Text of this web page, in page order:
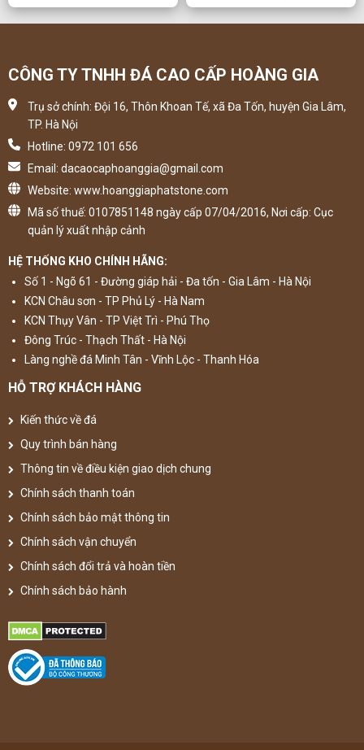
CÔNG TY TNHH ĐÁ CAO CẤP HOÀNG GIA
Trụ sở chính: Đội 16, Thôn Khoan Tế, xã Đa Tốn, huyện Gia Lâm,
TP. Hà Nội
Hotline: 0972 101 656
Email: dacaocaphoanggia@gmail.com
Website: www.hoanggiaphatstone.com
Mã số thuế: 0107851148 ngày cấp 07/04/2016, Nơi cấp: Cục
quản lý xuất nhập cảnh
HỆ THỐNG KHO CHÍNH HÃNG:
Số 1 - Ngõ 61 - Đường giáp hải - Đa tốn - Gia Lâm - Hà Nội
KCN Châu sơn - TP Phủ Lý - Hà Nam
KCN Thụy Vân - TP Việt Trì - Phú Thọ
Đông Trúc - Thạch Thất - Hà Nội
Làng nghề đá Minh Tân - Vĩnh Lộc - Thanh Hóa
HỖ TRỢ KHÁCH HÀNG
Kiến thức về đá
Quy trình bán hàng
Thông tin về điều kiện giao dịch chung
Chính sách thanh toán
Chính sách bảo mật thông tin
Chính sách vận chuyển
Chính sách đổi trả và hoàn tiền
Chính sách bảo hành